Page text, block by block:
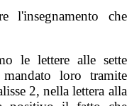
l'insegnamento che
le lettere alle sette
loro tramite
2, nella lettera alla